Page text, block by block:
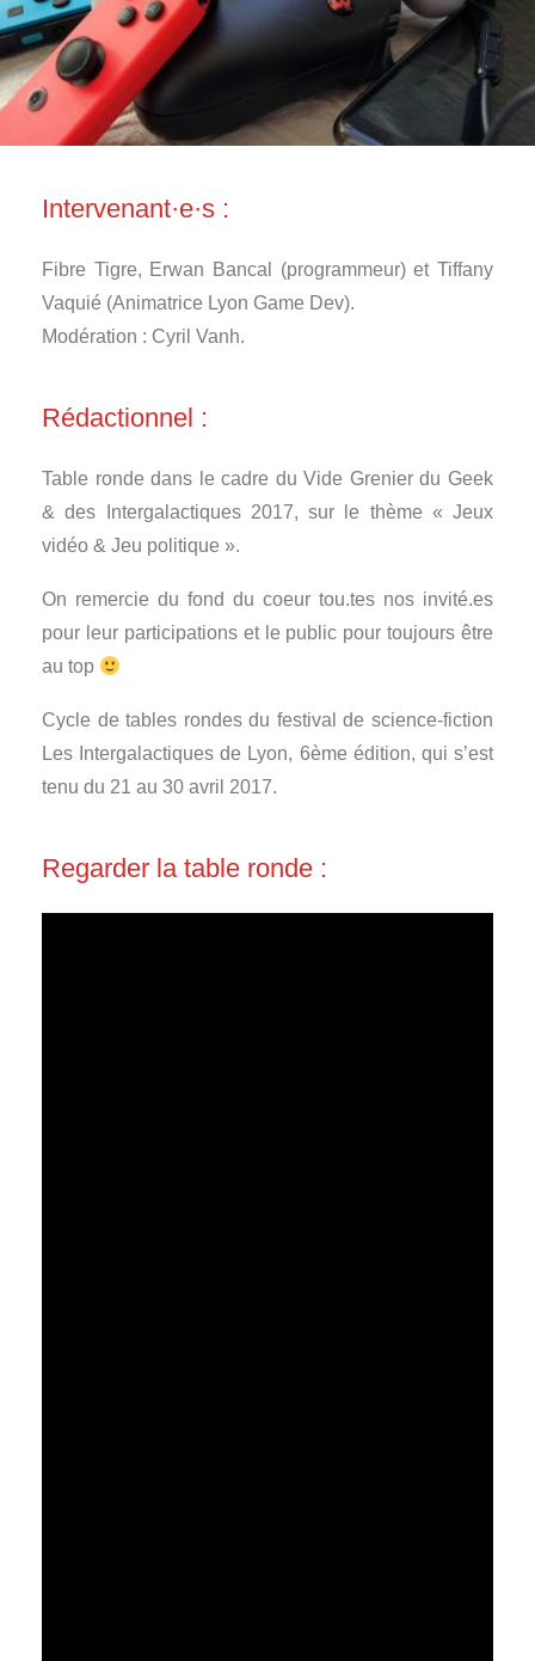
Intervenant·e·s :
Fibre Tigre, Erwan Bancal (programmeur) et Tiffany
Vaquié (Animatrice Lyon Game Dev).
Modération : Cyril Vanh.
Rédactionnel :
Table ronde dans le cadre du Vide Grenier du Geek
& des Intergalactiques 2017, sur le thème « Jeux
vidéo & Jeu politique ».
On remercie du fond du coeur tou.tes nos invité.es
pour leur participations et le public pour toujours être
au top
Cycle de tables rondes du festival de science-fiction
Les Intergalactiques de Lyon, 6ème édition, qui s’est
tenu du 21 au 30 avril 2017.
Regarder la table ronde :